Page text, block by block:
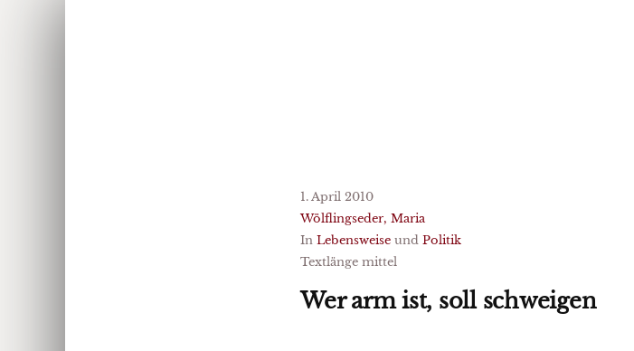
1. April 2010
Wölflingseder, Maria
In Lebensweise und Politik
Textlänge mittel
Wer arm ist, soll schweigen